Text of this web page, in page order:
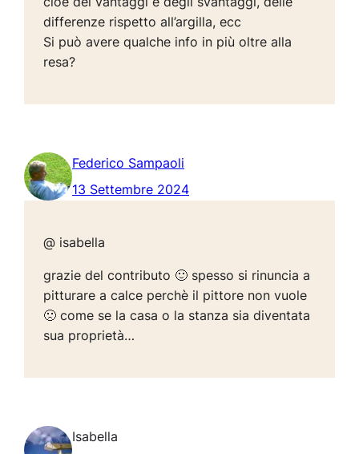
differenze rispetto all’argilla, ecc
Si può avere qualche info in più oltre alla
resa?
Federico Sampaoli
13 Settembre 2024
@ isabella
grazie del contributo 🙂 spesso si rinuncia a
pitturare a calce perchè il pittore non vuole
🙁 come se la casa o la stanza sia diventata
sua proprietà…
Isabella